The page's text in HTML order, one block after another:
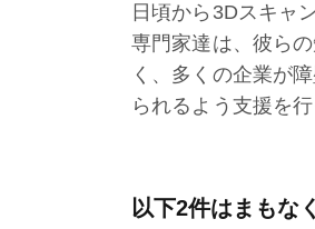
日頃から3Dスキャ
専門家達は、彼ら
く、多くの企業が
られるよう支援を行
以下2件はまもな